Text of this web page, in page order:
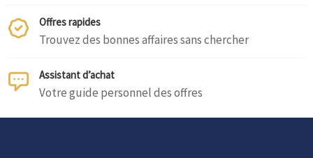
Offres rapides
Trouvez des bonnes affaires sans chercher
Assistant d’achat
Votre guide personnel des offres